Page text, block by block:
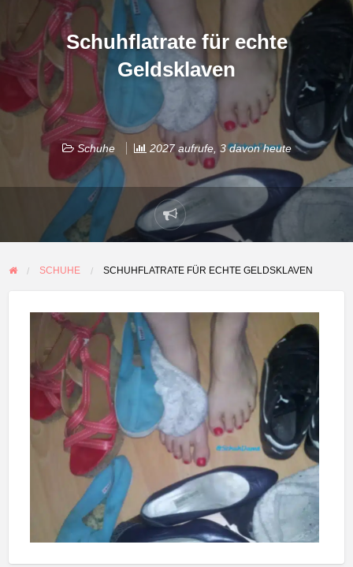
Schuhflatrate für echte
Geldsklaven
Schuhe 2027 aufrufe, 3 davon heute
Problem
melden
SCHUHE SCHUHFLATRATE FÜR ECHTE GELDSKLAVEN